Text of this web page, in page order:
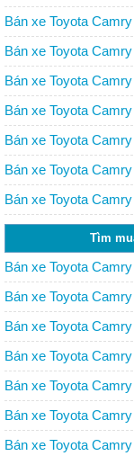
Bán xe Toyota
Bán xe Toyota
Bán xe Toyota
Bán xe Toyota
Bán xe Toyota
Bán xe Toyota
Bán xe Toyota
Tìm
Bán xe Toyota
Bán xe Toyota
Bán xe Toyota
Bán xe Toyota
Bán xe Toyota
Bán xe Toyota
Bán xe Toyota